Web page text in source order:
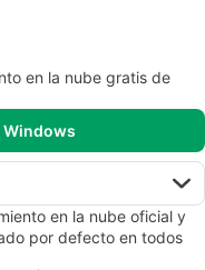
en la nube gratis de
Windows
en la nube oficial y
por defecto en todos